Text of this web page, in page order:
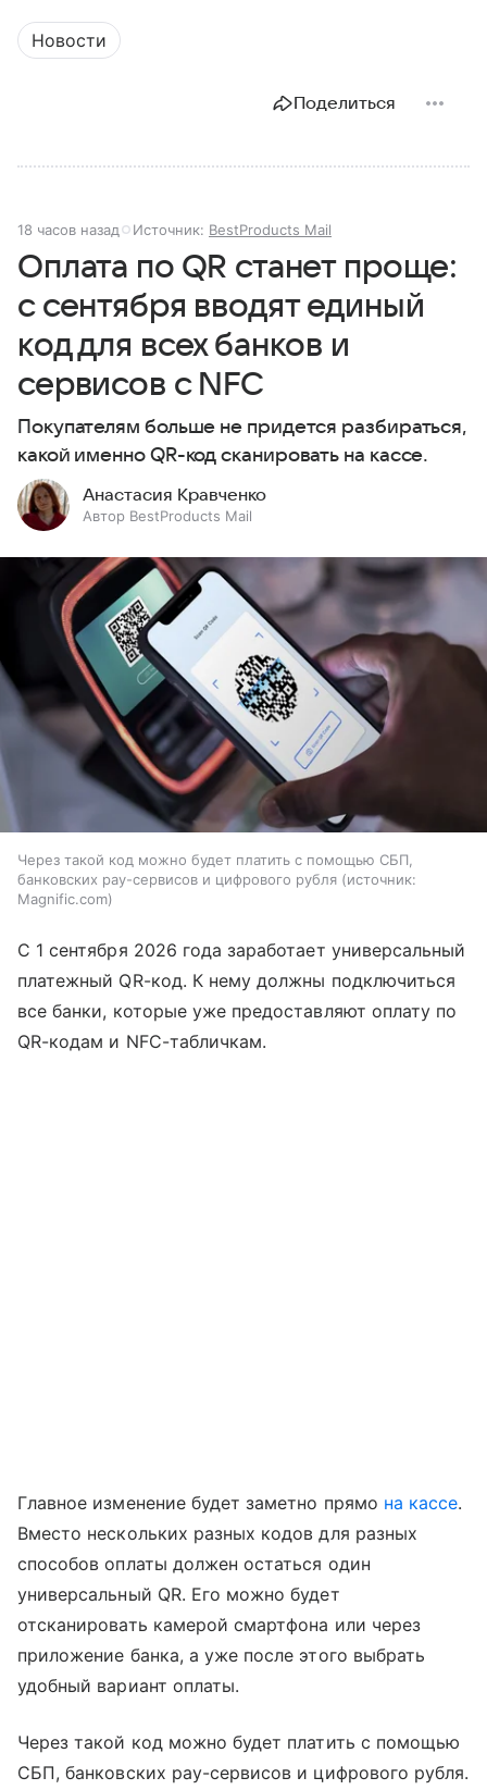
Новости
Поделиться
18 часов назад Источник: BestProducts Mail
Оплата по QR станет проще:
с сентября вводят единый
код для всех банков и
сервисов с NFC
Покупателям больше не придется разбираться,
какой именно QR-код сканировать на кассе.
Анастасия Кравченко
Автор BestProducts Mail
Через такой код можно будет платить с помощью СБП,
банковских pay-сервисов и цифрового рубля
источник:
Magnific.com
С 1 сентября 2026 года заработает универсальный
платежный QR-код. К нему должны подключиться
все банки, которые уже предоставляют оплату по
QR-кодам и NFC-табличкам.
Главное изменение будет заметно прямо на кассе.
Вместо нескольких разных кодов для разных
способов оплаты должен остаться один
универсальный QR. Его можно будет
отсканировать камерой смартфона или через
приложение банка, а уже после этого выбрать
удобный вариант оплаты.
Через такой код можно будет платить с помощью
СБП, банковских pay-сервисов и цифрового рубля.